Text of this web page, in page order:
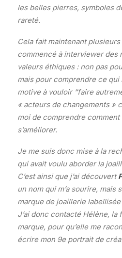
les belles pierres, symboles
rareté.
Cela fait maintenant plusieurs
commencé à interviewer des
valeurs éthiques : non pas
mais pour comprendre ce qui
motive à vouloir “faire
« acteurs de changements »
moi de comprendre
s’améliorer.
Je me suis donc mise à la
qui avait voulu aborder la
C’est ainsi que j’ai découvert
un nom qui m’a sourire, mais
marque de joaillerie
J’ai donc contacté Hélène, la
marque, pour qu’elle me
écrire mon 9e portrait de